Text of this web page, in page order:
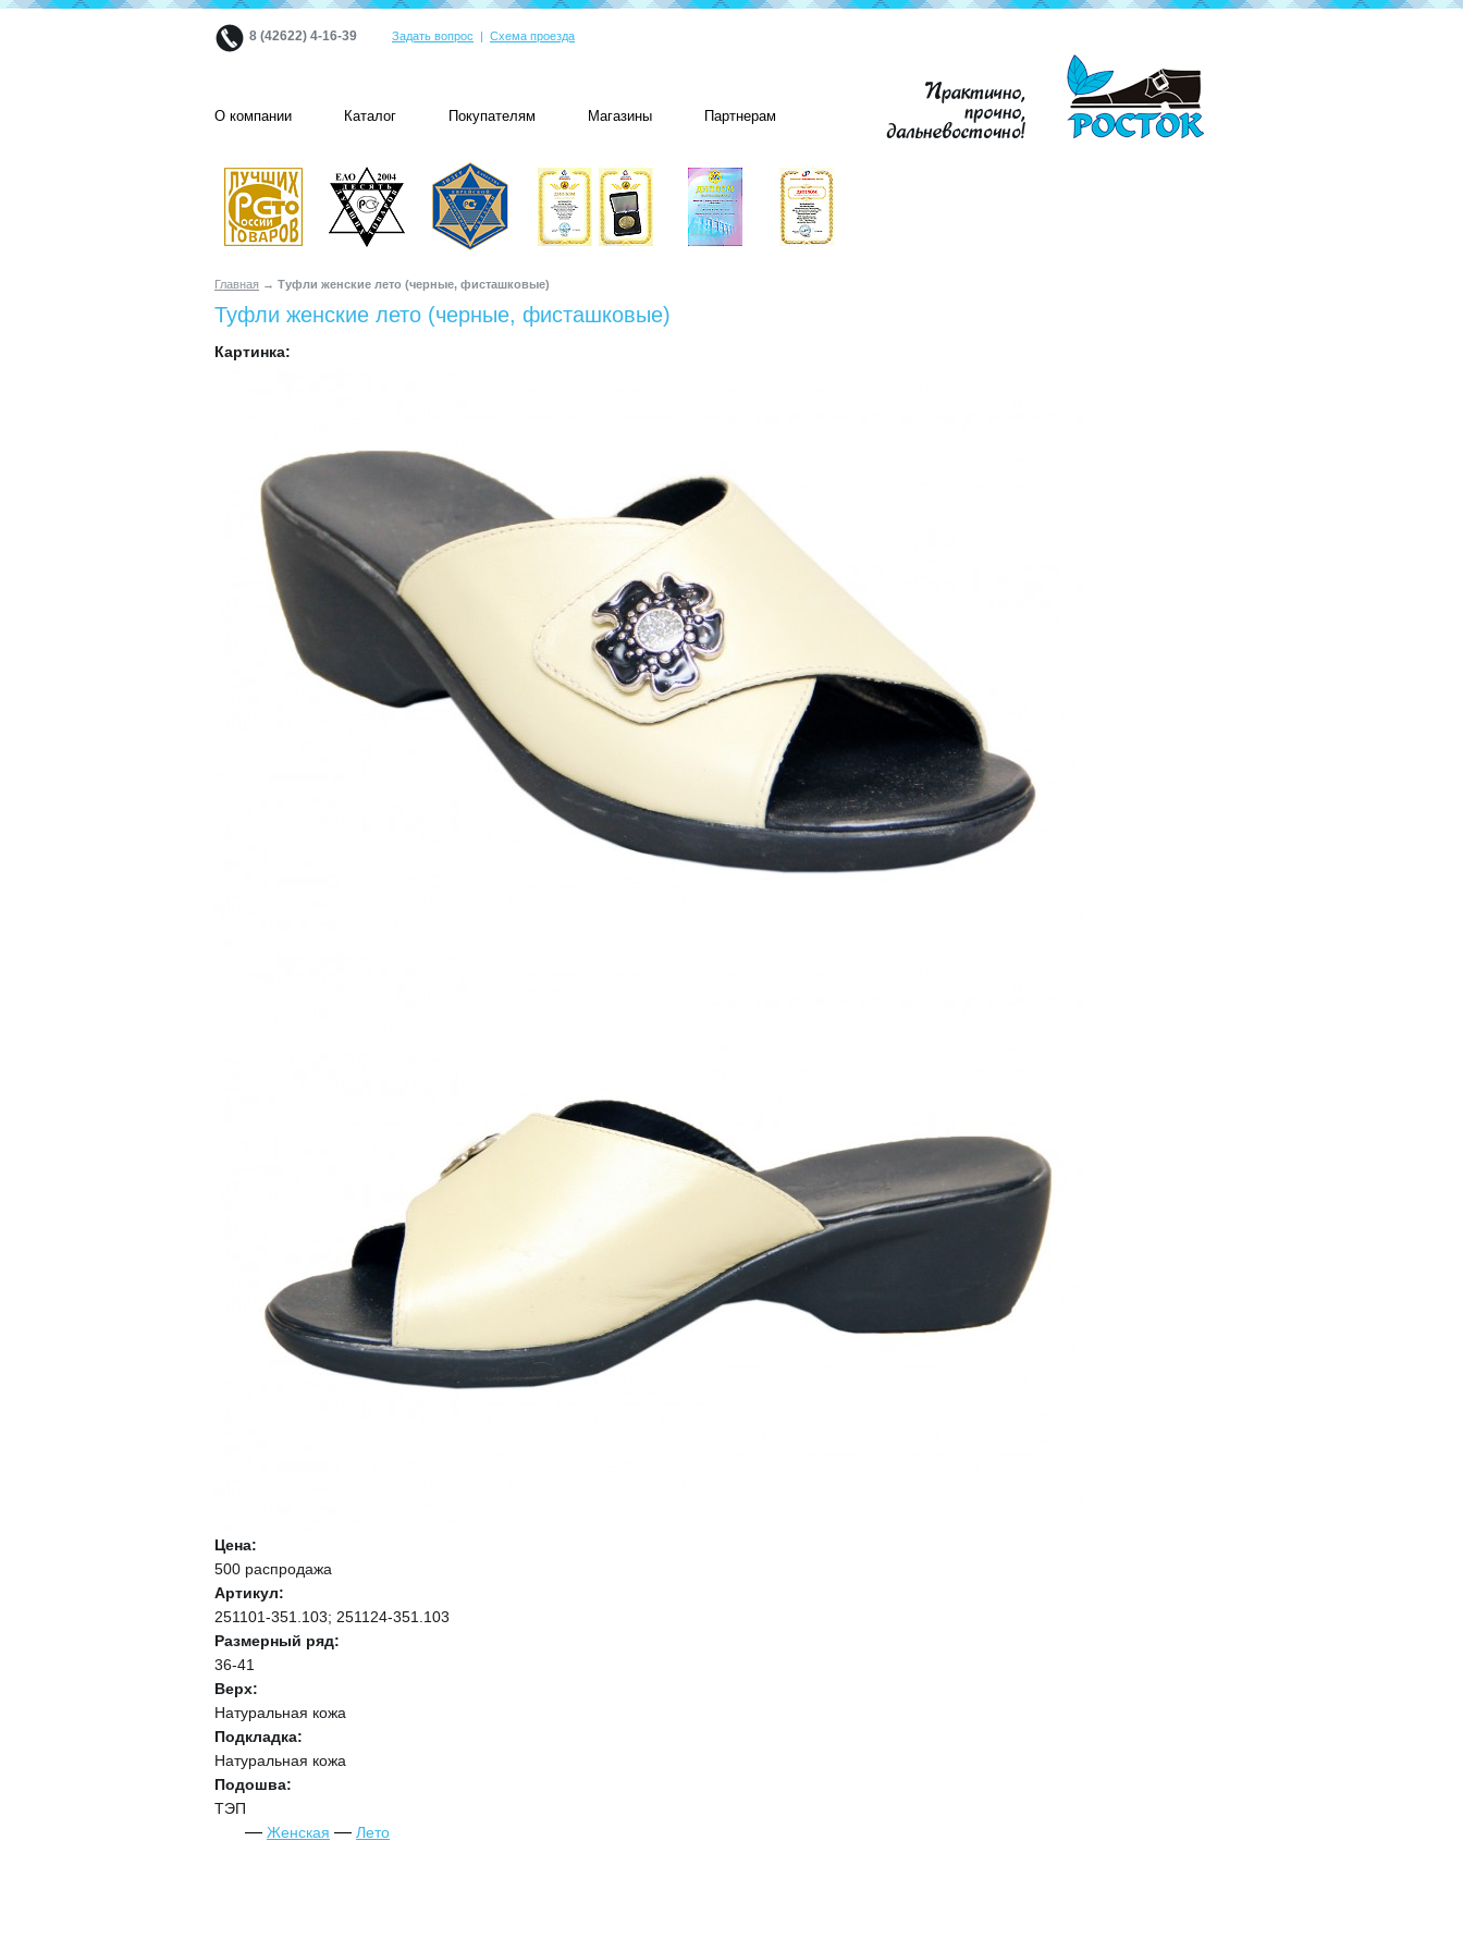
8 (42622) 4-16-39 Задать вопрос | Схема проезда
О компании Каталог Покупателям Магазины Партнерам
Главная → Туфли женские лето (черные, фисташковые)
Туфли женские лето (черные, фисташковые)
Картинка:
Цена:
500 распродажа
Артикул:
251101-351.103; 251124-351.103
Размерный ряд:
36-41
Верх:
Натуральная кожа
Подкладка:
Натуральная кожа
Подошва:
ТЭП
Женская
Лето